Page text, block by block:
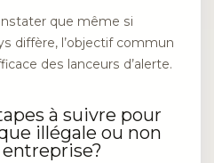
que même si
diffère, l’objectif commun
des lanceurs d’alerte.
à suivre pour
illégale ou non